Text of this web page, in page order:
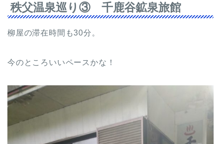
秩父温泉巡り③ 千鹿谷鉱泉旅館
柳屋の滞在時間も30分。
今のところいいペースかな！